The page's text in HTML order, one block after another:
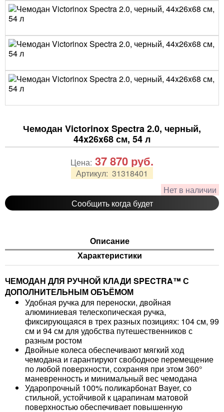
Чемодан Victorinox Spectra 2.0, черный,
44x26x68 см, 54 л
Артикул: 31318401
Нет в наличии
Сообщить когда будет
Цена: 37 870 руб.
Описание
Характеристики
ЧЕМОДАН ДЛЯ РУЧНОЙ КЛАДИ SPECTRA™ С
ДОПОЛНИТЕЛЬНЫМ ОБЪЁМОМ
Удобная ручка для переноски, двойная
алюминиевая телескопическая ручка,
фиксирующаяся в трех разных позициях: 104 см, 99
см и 94 см для удобства путешественников с
разным ростом
Двойные колеса обеспечивают мягкий ход
чемодана и гарантируют свободное перемещение
по любой поверхности, сохраняя при этом 360°
маневренность и минимальный вес чемодана
Ударопрочный 100% поликарбонат Bayer, со
стильной, устойчивой к царапинам матовой
поверхностью обеспечивает повышенную